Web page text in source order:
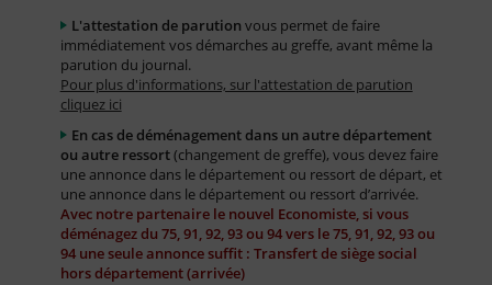
L'attestation de parution vous permet de faire
immédiatement vos démarches au greffe, avant même la
parution du journal.
Pour plus d'informations, sur l'attestation de parution
cliquez ici
En cas de déménagement dans un autre département
ou autre ressort(changement de greffe), vous devez faire
une annonce dans le département ou ressort de départ, et
une annonce dans le département ou ressort d’arrivée.
Avec notre partenaire le nouvel Economiste, si vous
déménagez du 75, 91, 92, 93 ou 94 vers le 75, 91, 92, 93 ou
94 une seule annonce suffit : Transfert de siège social
hors département (arrivée)